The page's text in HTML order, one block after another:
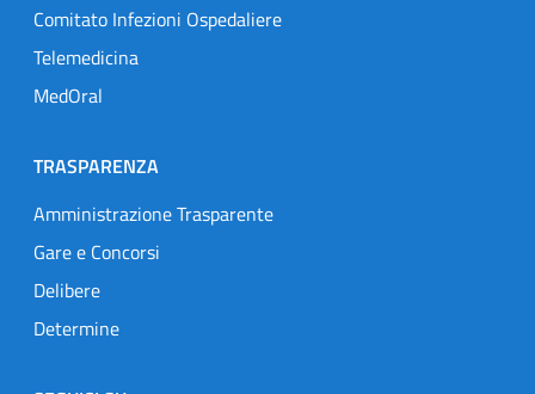
Comitato Infezioni Ospedaliere
Telemedicina
MedOral
TRASPARENZA
Amministrazione Trasparente
Gare e Concorsi
Delibere
Determine